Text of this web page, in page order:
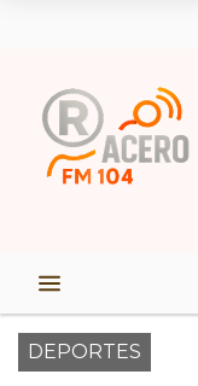
DEPORTES